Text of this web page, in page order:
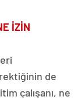
İZİN
de
çalışanı, ne